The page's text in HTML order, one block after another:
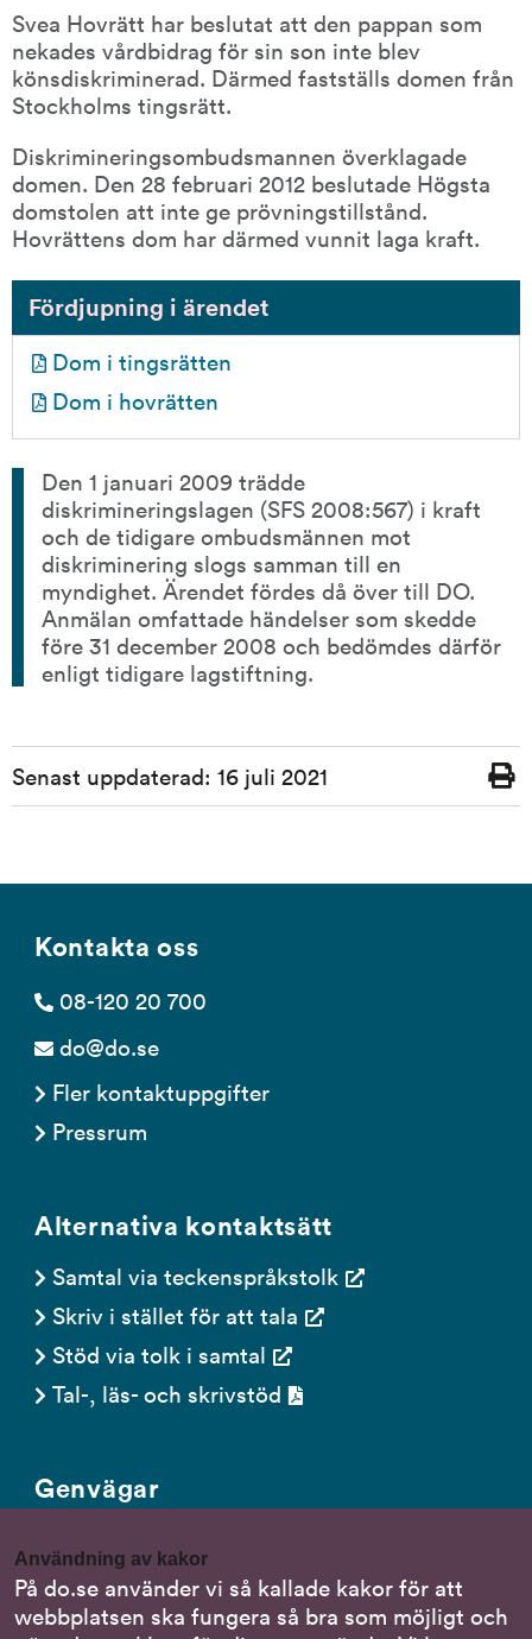
Användning av kakor
På do.se använder vi så kallade kakor för att
webbplatsen ska fungera så bra som möjligt och
Svea Hovrätt har beslutat att den pappan som
nekades vårdbidrag för sin son inte blev
könsdiskriminerad. Därmed fastställs domen från
Stockholms tingsrätt.
Diskrimineringsombudsmannen överklagade
domen. Den 28 februari 2012 beslutade Högsta
domstolen att inte ge prövningstillstånd.
Hovrättens dom har därmed vunnit laga kraft.
Fördjupning i ärendet
Dom i tingsrätten
Dom i hovrätten
Den 1 januari 2009 trädde
diskrimineringslagen (SFS 2008:567) i kraft
och de tidigare ombudsmännen mot
diskriminering slogs samman till en
myndighet. Ärendet fördes då över till DO.
Anmälan omfattade händelser som skedde
före 31 december 2008 och bedömdes därför
enligt tidigare lagstiftning.
Sidinformation
Senast uppdaterad: 16 juli 2021
Skriv
ut
Kontakta oss
08-120 20 700
do@do.se
Fler kontaktuppgifter
Pressrum
Alternativa kontaktsätt
Samtal via teckenspråkstolk
Skriv i stället för att tala
Stöd via tolk i samtal
Tal-, läs- och skrivstöd
Genvägar
Nationella minoritetsspråk
Om DO:s webbplats